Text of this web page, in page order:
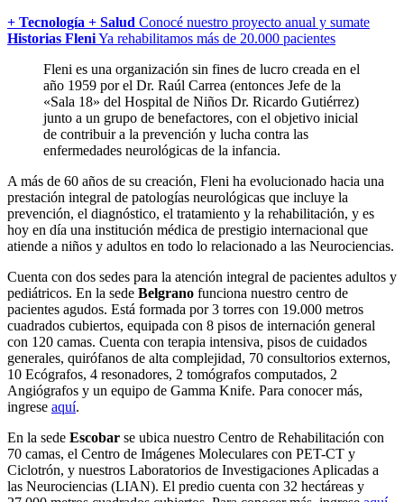
+ Tecnología + Salud Conocé nuestro proyecto anual y sumate
Historias FleniYa rehabilitamos más de 20.000 pacientes
Fleni es una organización sin fines de lucro creada en el
año 1959 por el Dr. Raúl Carrea (entonces Jefe de la
«Sala 18» del Hospital de Niños Dr. Ricardo Gutiérrez)
junto a un grupo de benefactores, con el objetivo inicial
de contribuir a la prevención y lucha contra las
enfermedades neurológicas de la infancia.
A más de 60 años de su creación, Fleni ha evolucionado hacia una
prestación integral de patologías neurológicas que incluye la
prevención, el diagnóstico, el tratamiento y la rehabilitación, y es
hoy en día una institución médica de prestigio internacional que
atiende a niños y adultos en todo lo relacionado a las Neurociencias.
Cuenta con dos sedes para la atención integral de pacientes adultos y
pediátricos. En la sede Belgrano funciona nuestro centro de
pacientes agudos. Está formada por 3 torres con 19.000 metros
cuadrados cubiertos, equipada con 8 pisos de internación general
con 120 camas. Cuenta con terapia intensiva, pisos de cuidados
generales, quirófanos de alta complejidad, 70 consultorios externos,
10 Ecógrafos, 4 resonadores, 2 tomógrafos computados, 2
Angiógrafos y un equipo de Gamma Knife. Para conocer más,
ingrese aquí.
En la sede Escobar se ubica nuestro Centro de Rehabilitación con
70 camas, el Centro de Imágenes Moleculares con PET-CT y
Ciclotrón, y nuestros Laboratorios de Investigaciones Aplicadas a
las Neurociencias (LIAN). El predio cuenta con 32 hectáreas y